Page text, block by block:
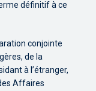
définitif à ce
conjointe
de la
à l’étranger,
Affaires